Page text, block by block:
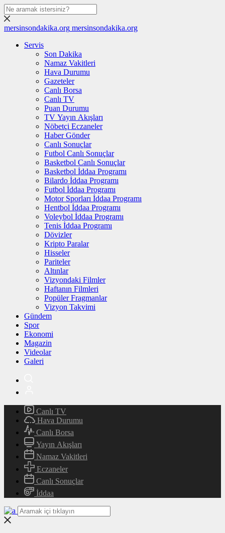
mersinsondakika.org mersinsondakika.org
Servis
Son Dakika
Namaz Vakitleri
Hava Durumu
Gazeteler
Canlı Borsa
Canlı TV
Puan Durumu
TV Yayın Akışları
Nöbetçi Eczaneler
Haber Gönder
Canlı Sonuçlar
Futbol Canlı Sonuçlar
Basketbol Canlı Sonuçlar
Basketbol İddaa Programı
Bilardo İddaa Programı
Futbol İddaa Programı
Motor Sporları İddaa Programı
Hentbol İddaa Programı
Voleybol İddaa Programı
Tenis İddaa Programı
Dövizler
Kripto Paralar
Hisseler
Pariteler
Altınlar
Vizyondaki Filmler
Haftanın Filmleri
Popüler Fragmanlar
Vizyon Takvimi
Gündem
Spor
Ekonomi
Magazin
Videolar
Galeri
Canlı TV
Hava Durumu
Canlı Borsa
Yayın Akışları
Namaz Vakitleri
Eczaneler
Canlı Sonuçlar
İddaa